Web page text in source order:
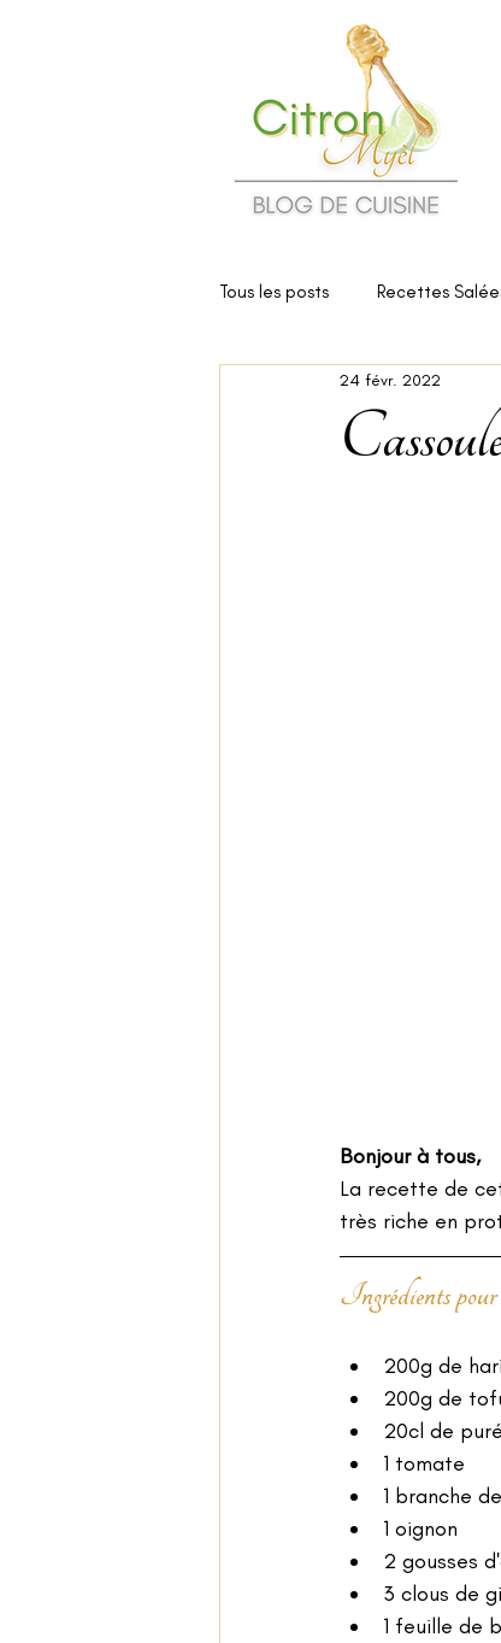
Tous les posts Recettes
Cuisine et Santé
24 févr. 2022
Bonjour à tous,
La recette de
très riche en
Ingrédients pour
200g de
200g de
20cl de
1 tomate
1 branche
1 oignon
2 gousses
3 clous de
1 feuille de